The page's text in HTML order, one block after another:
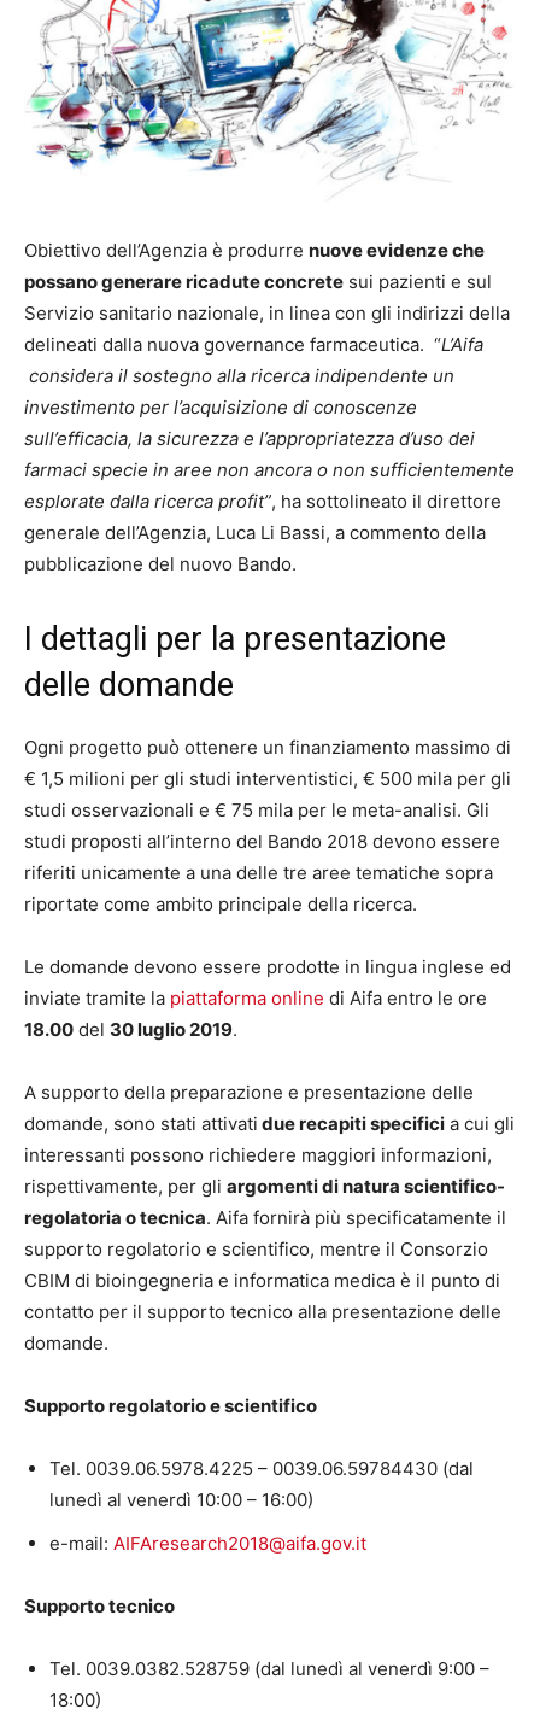
Obiettivo dell’Agenzia è produrre nuove evidenze che
possano generare ricadute concrete sui pazienti e sul
Servizio sanitario nazionale, in linea con gli indirizzi della
delineati dalla nuova governance farmaceutica. “L’Aifa
considera il sostegno alla ricerca indipendente un
investimento per l’acquisizione di conoscenze
sull’efficacia, la sicurezza e l’appropriatezza d’uso dei
farmaci specie in aree non ancora o non sufficientemente
esplorate dalla ricerca profit”, ha sottolineato il direttore
generale dell’Agenzia, Luca Li Bassi, a commento della
pubblicazione del nuovo Bando.
I dettagli per la presentazione
delle domande
Ogni progetto può ottenere un finanziamento massimo di
€ 1,5 milioni per gli studi interventistici, € 500 mila per gli
studi osservazionali e € 75 mila per le meta-analisi. Gli
studi proposti all’interno del Bando 2018 devono essere
riferiti unicamente a una delle tre aree tematiche sopra
riportate come ambito principale della ricerca.
Le domande devono essere prodotte in lingua inglese ed
inviate tramite la piattaforma online di Aifa entro le ore
18.00 del 30 luglio 2019.
A supporto della preparazione e presentazione delle
domande, sono stati attivati due recapiti specifici a cui gli
interessanti possono richiedere maggiori informazioni,
rispettivamente, per gli argomenti di natura scientifico-
regolatoria o tecnica. Aifa fornirà più specificatamente il
supporto regolatorio e scientifico, mentre il Consorzio
CBIM di bioingegneria e informatica medica è il punto di
contatto per il supporto tecnico alla presentazione delle
domande.
Supporto regolatorio e scientifico
Tel. 0039.06.5978.4225 – 0039.06.59784430 (dal
lunedì al venerdì 10:00 – 16:00)
e-mail: AIFAresearch2018@aifa.gov.it
Supporto tecnico
Tel. 0039.0382.528759 (dal lunedì al venerdì 9:00 –
18:00)